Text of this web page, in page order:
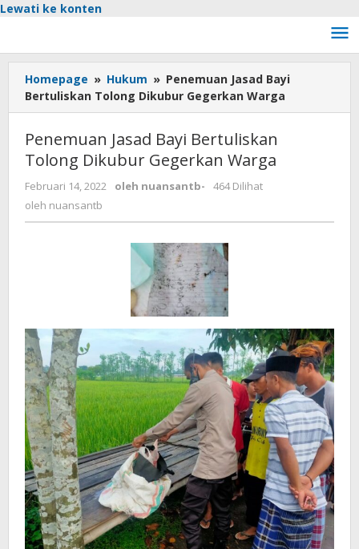
Lewati ke konten
Homepage » Hukum » Penemuan Jasad Bayi
Bertuliskan Tolong Dikubur Gegerkan Warga
Penemuan Jasad Bayi Bertuliskan
Tolong Dikubur Gegerkan Warga
Februari 14, 2022 oleh nuansantb-
464 Dilihat
oleh nuansantb